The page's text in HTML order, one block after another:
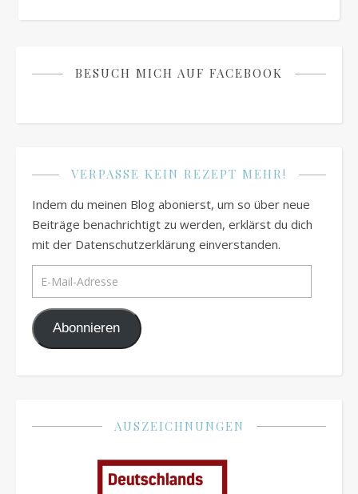
BESUCH MICH AUF FACEBOOK
VERPASSE KEIN REZEPT MEHR!
Indem du meinen Blog abonierst, um so über neue
Beiträge benachrichtigt zu werden, erklärst du dich
mit der Datenschutzerklärung einverstanden.
E-Mail-Adresse
Abonnieren
AUSZEICHNUNGEN